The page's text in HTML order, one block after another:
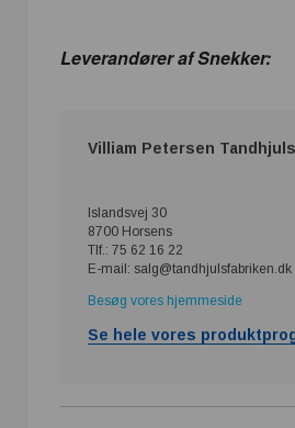
Leverandører af Snekker:
Villiam Petersen
Islandsvej 30
8700 Horsens
Tlf.: 75 62 16 22
E-mail: salg@tandhjulsfabriken.dk
Besøg vores hjemmeside
Se hele vores